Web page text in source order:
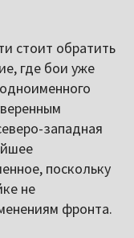
стоит обратить
где бои уже
западная
поскольку
не
фронта.